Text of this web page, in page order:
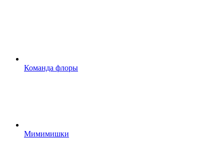
Команда флоры
Мимимишки